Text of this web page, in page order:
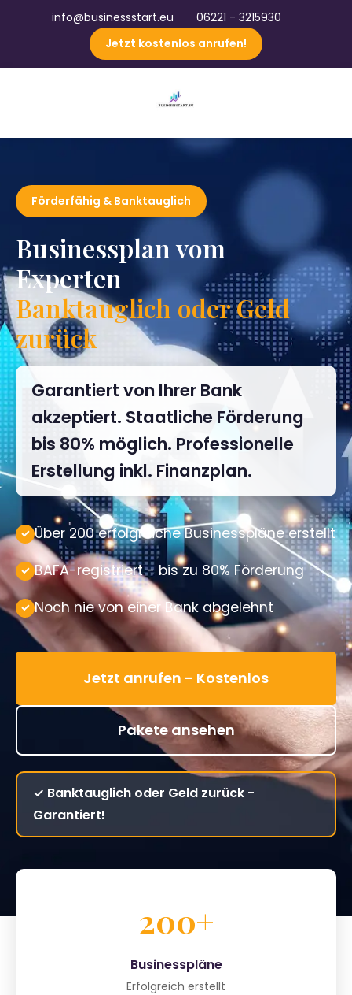
info@businessstart.eu
06221 - 3215930
Jetzt kostenlos anrufen!
Förderfähig & Banktauglich
Businessplan vom
Experten
Banktauglich oder Geld
zurück
Garantiert von Ihrer Bank
akzeptiert. Staatliche Förderung
bis 80% möglich. Professionelle
Erstellung inkl. Finanzplan.
Über 200 erfolgreiche Businesspläne erstellt
BAFA-registriert - bis zu 80% Förderung
Noch nie von einer Bank abgelehnt
Jetzt anrufen - Kostenlos
Pakete ansehen
✓ Banktauglich oder Geld zurück -
Garantiert!
200+
Businesspläne
Erfolgreich erstellt